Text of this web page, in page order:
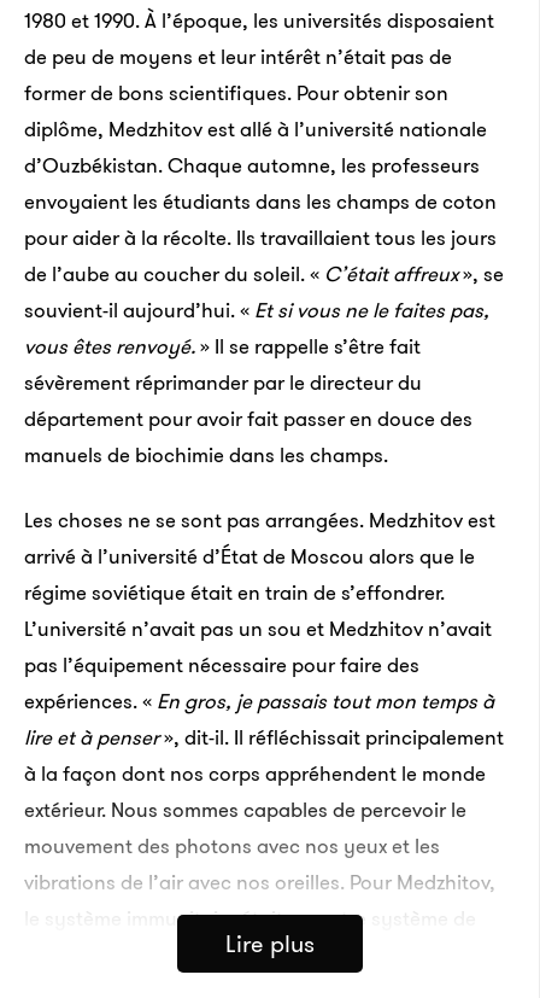
1980 et 1990. À l’époque, les universités disposaient
de peu de moyens et leur intérêt n’était pas de
former de bons scientifiques. Pour obtenir son
diplôme, Medzhitov est allé à l’université nationale
d’Ouzbékistan. Chaque automne, les professeurs
envoyaient les étudiants dans les champs de coton
pour aider à la récolte. Ils travaillaient tous les jours
de l’aube au coucher du soleil. « C’était affreux», se
souvient-il aujourd’hui. « Et si vous ne le faites pas,
vous êtes renvoyé.» Il se rappelle s’être fait
sévèrement réprimander par le directeur du
département pour avoir fait passer en douce des
manuels de biochimie dans les champs.
Les choses ne se sont pas arrangées. Medzhitov est
arrivé à l’université d’État de Moscou alors que le
régime soviétique était en train de s’effondrer.
L’université n’avait pas un sou et Medzhitov n’avait
pas l’équipement nécessaire pour faire des
expériences. « En gros, je passais tout mon temps à
lire et à penser», dit-il. Il réfléchissait principalement
à la façon dont nos corps appréhendent le monde
extérieur. Nous sommes capables de percevoir le
mouvement des photons avec nos yeux et les
vibrations de l’air avec nos oreilles. Pour Medzhitov,
le système immunitaire était un autre système de
reconnaissance des mouvements, capable de
Lire plus